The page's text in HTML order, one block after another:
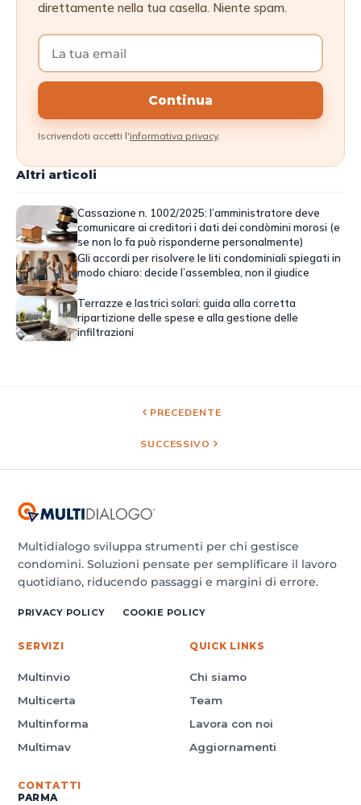
direttamente nella tua casella. Niente spam.
Continua
Iscrivendoti accetti l'informativa privacy.
Altri articoli
Cassazione n. 1002/2025: l’amministratore deve
comunicare ai creditori i dati dei condòmini morosi (e
se non lo fa può risponderne personalmente)
Gli accordi per risolvere le liti condominiali spiegati in
modo chiaro: decide l’assemblea, non il giudice
Terrazze e lastrici solari: guida alla corretta
ripartizione delle spese e alla gestione delle
infiltrazioni
PRECEDENTE
SUCCESSIVO
Multidialogo sviluppa strumenti per chi gestisce
condomini. Soluzioni pensate per semplificare il lavoro
quotidiano, riducendo passaggi e margini di errore.
PRIVACY POLICY COOKIE POLICY
SERVIZI
Multinvio
Multicerta
Multinforma
Multimav
QUICK LINKS
Chi siamo
Team
Lavora con noi
Aggiornamenti
CONTATTI
PARMA